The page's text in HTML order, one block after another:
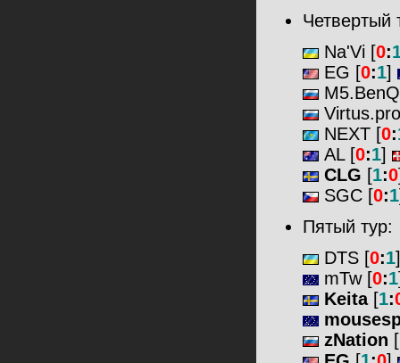
Четвертый
Na'Vi [0:
EG [0:1]
NEXT [0:
AL [0:1]
CLG [1:0
SGC [0:1
Пятый тур:
DTS [0:1
mTw [0:1
Keita[1:
zNation [